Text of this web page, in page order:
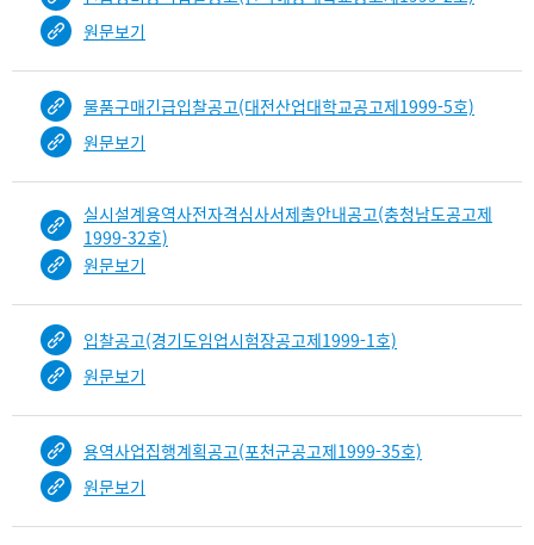
원문보기
물품구매긴급입찰공고(대전산업대학교공고제1999-5호)
원문보기
실시설계용역사전자격심사서제출안내공고(충청남도공고제
1999-32호)
원문보기
입찰공고(경기도임업시험장공고제1999-1호)
원문보기
용역사업집행계획공고(포천군공고제1999-35호)
원문보기